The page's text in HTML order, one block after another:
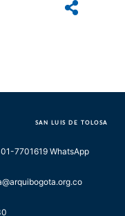
SAN LUIS DE TOLOSA
7701619 WhatsApp